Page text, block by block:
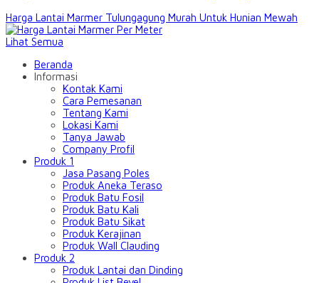
Harga Lantai Marmer Tulungagung Murah Untuk Hunian Mewah
Lihat Semua
Beranda
Informasi
Kontak Kami
Cara Pemesanan
Tentang Kami
Lokasi Kami
Tanya Jawab
Company Profil
Produk 1
Jasa Pasang Poles
Produk Aneka Teraso
Produk Batu Fosil
Produk Batu Kali
Produk Batu Sikat
Produk Kerajinan
Produk Wall Clauding
Produk 2
Produk Lantai dan Dinding